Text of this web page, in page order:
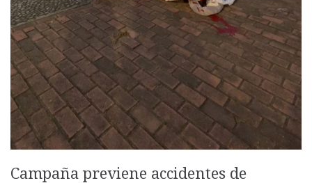
Campaña previene accidentes de